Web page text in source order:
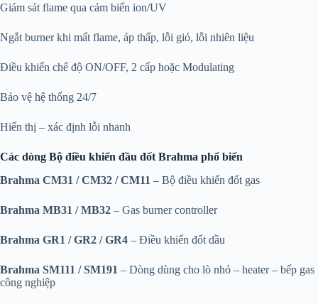
Giám sát flame qua cảm biến ion/UV
Ngắt burner khi mất flame, áp thấp, lỗi gió, lỗi nhiên liệu
Điều khiển chế độ ON/OFF, 2 cấp hoặc Modulating
Bảo vệ hệ thống 24/7
Hiển thị – xác định lỗi nhanh
Các dòng Bộ điều khiển đầu đốt Brahma phổ biến
Brahma CM31 / CM32 / CM11 – Bộ điều khiển đốt gas
Brahma MB31 / MB32 – Gas burner controller
Brahma GR1 / GR2 / GR4 – Điều khiển đốt dầu
Brahma SM111 / SM191 – Dòng dùng cho lò nhỏ – heater – bếp gas
công nghiệp